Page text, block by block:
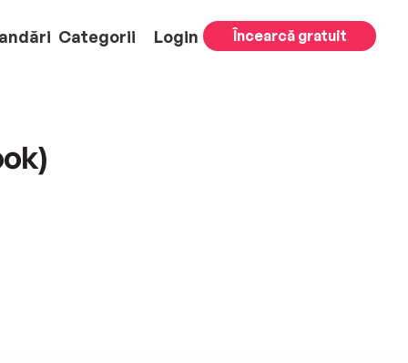
Categorii Login Încearcă gratuit